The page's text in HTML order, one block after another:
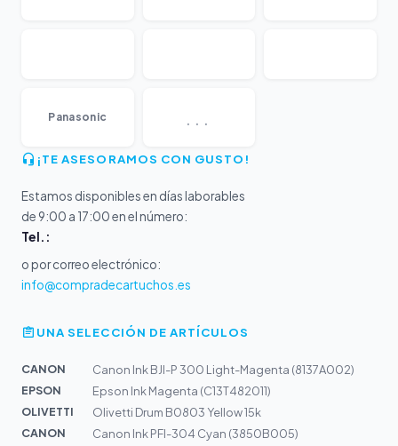
Panasonic ...
¡TE ASESORAMOS CON GUSTO!
Estamos disponibles en días laborables
de 9:00 a 17:00 en el número:
Tel.:
o por correo electrónico:
info@compradecartuchos.es
UNA SELECCIÓN DE ARTÍCULOS
CANON
Canon Ink BJI-P 300 Light-Magenta (8137A002)
EPSON
Epson Ink Magenta (C13T482011)
OLIVETTI
Olivetti Drum B0803 Yellow 15k
CANON
Canon Ink PFI-304 Cyan (3850B005)